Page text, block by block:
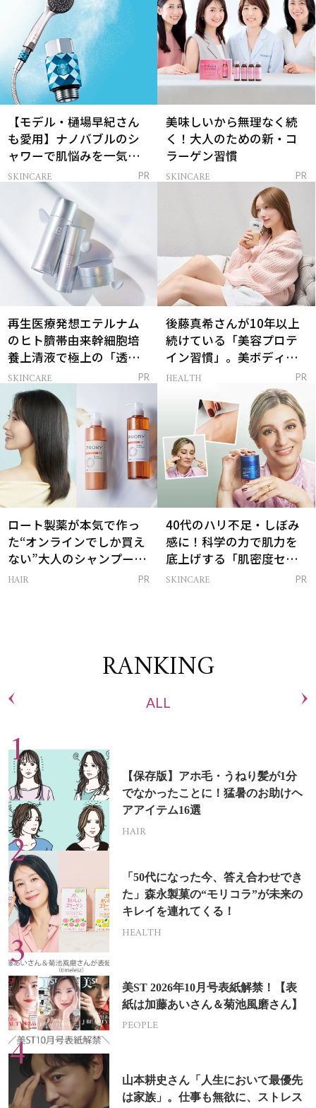
【モデル・樋場早紀さん
も愛用】ナノバブルのシ
ャワーで肌悩みを一気に
解決
SKINCARE PR
美味しいから無理なく続
く！大人のための新・コ
ラーゲン習慣
SKINCARE PR
再生医療発想エテルナム
のヒト臍帯由来幹細胞培
養上清液で極上の「透明
感ハリ肌」へ
SKINCARE PR
後藤真希さんが10年以上
続けている「美容プロテ
イン習慣」。美ボディを
支える朝ルーティンと
HEALTH PR
ロート製薬が本気で作っ
た“オンラインでしか買え
ない”大人のシャンプー＆
トリートメントって？
HAIR PR
40代のハリ不足・しぼみ
感に！科学の力で肌力を
底上げする「肌密度セラ
ム」
SKINCARE PR
RANKING
ALL
【保存版】アホ毛・うねり髪が1分
でなかったことに！猛暑のお助けヘ
アアイテム16選
HAIR
「50代になった今、答え合わせでき
た」森永製菓の“モリコラ”が未来の
キレイを連れてくる！
HEALTH
美ST 2026年10月号表紙解禁！【表
紙は加藤あいさん＆菊池風磨さん】
PEOPLE
山本耕史さん「人生において最優先
は家族」。仕事も無欲に、ストレス